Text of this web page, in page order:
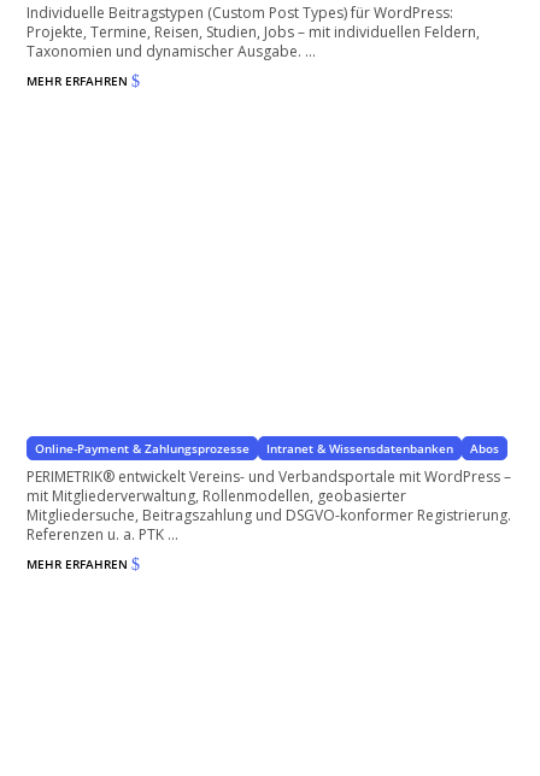
Individuelle Beitragstypen (Custom Post Types) für WordPress:
Projekte, Termine, Reisen, Studien, Jobs – mit individuellen Feldern,
Taxonomien und dynamischer Ausgabe. ...
MEHR ERFAHREN$
Online-Payment & Zahlungsprozesse Intranet & Wissensdatenbanken Abos
PERIMETRIK® entwickelt Vereins- und Verbandsportale mit WordPress –
mit Mitgliederverwaltung, Rollenmodellen, geobasierter
Mitgliedersuche, Beitragszahlung und DSGVO-konformer Registrierung.
Referenzen u. a. PTK ...
MEHR ERFAHREN$